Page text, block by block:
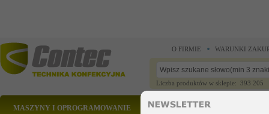
O FIRMIE WARUNKI
Liczba produktów w sklepie: 393 205
MASZYNY I OPROGRAMOWANIE CZĘŚCI ZAMIENNE